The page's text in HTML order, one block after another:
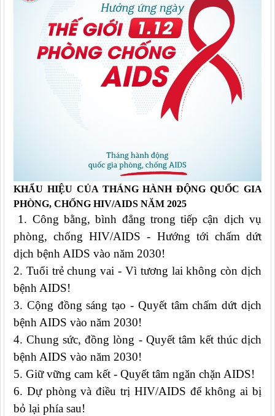
KHẨU HIỆU CỦA THÁNG HÀNH ĐỘNG QUỐC GIA
PHÒNG, CHỐNG HIV/AIDS NĂM 2025
1. Công bằng, bình đẳng trong tiếp cận dịch vụ
phòng, chống HIV/AIDS - Hướng tới chấm dứt
dịch bệnh AIDS vào năm 2030!
2. Tuổi trẻ chung vai - Vì tương lai không còn dịch
bệnh AIDS!
3. Cộng đồng sáng tạo - Quyết tâm chấm dứt dịch
bệnh AIDS vào năm 2030!
4. Chung sức, đồng lòng - Quyết tâm kết thúc dịch
bệnh AIDS vào năm 2030!
5. Giữ vững cam kết - Quyết tâm ngăn chặn AIDS!
6. Dự phòng và điều trị HIV/AIDS để không ai bị
bỏ lại phía sau!